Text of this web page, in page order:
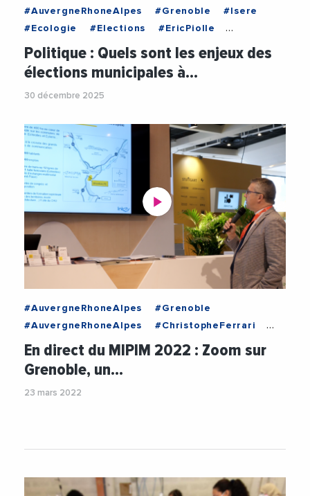
#AuvergneRhoneAlpes #Grenoble
#Isere
#Ecologie
#Elections
#EricPiolle
#Jeunesse
#Mobilite
#Municipales2026
#Politique
#VilleDeGrenoble
Politique : Quels sont les enjeux des
élections municipales à…
30 décembre 2025
#AuvergneRhoneAlpes
#Grenoble
#AuvergneRhoneAlpes
#ChristopheFerrari
#EricPiolle
#Grenoble
#Immobilier
#Urbanisme
#Videos
En direct du MIPIM 2022 : Zoom sur
Grenoble, un…
23 mars 2022